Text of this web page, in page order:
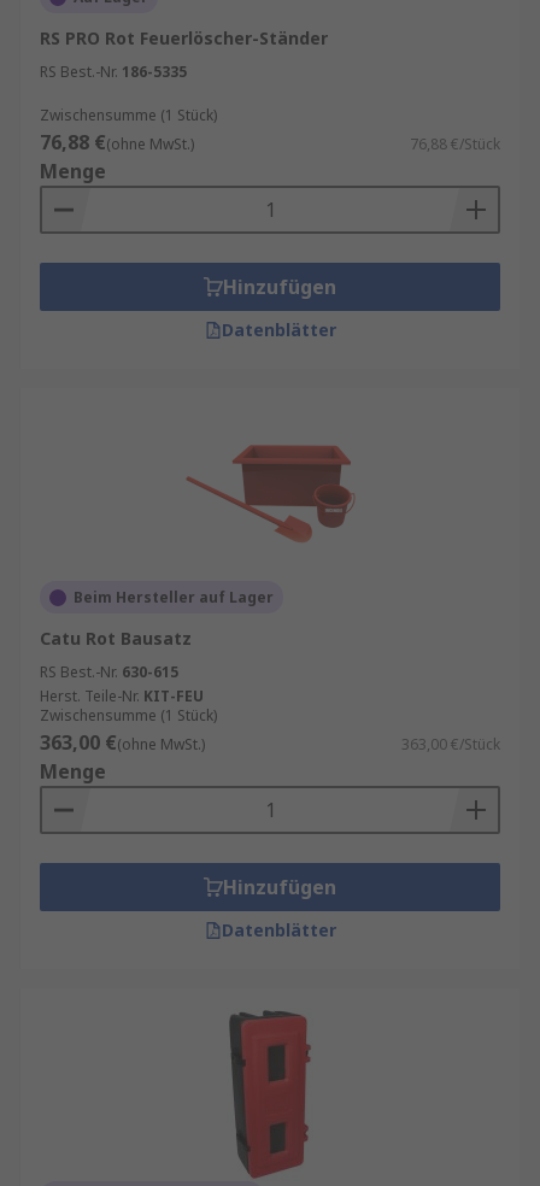
RS PRO Rot Feuerlöscher-Ständer
RS Best.-Nr. 186-5335
Zwischensumme (1 Stück)
76,88 €(ohne MwSt.) 76,88 €/Stück
Menge
Hinzufügen
Datenblätter
Beim Hersteller auf Lager
Catu Rot Bausatz
RS Best.-Nr. 630-615
Herst. Teile-Nr. KIT-FEU
Zwischensumme (1 Stück)
363,00 €(ohne MwSt.) 363,00 €/Stück
Menge
Hinzufügen
Datenblätter